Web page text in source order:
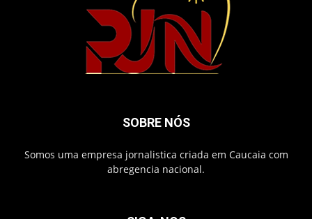
SOBRE NÓS
Somos uma empresa jornalistica criada em Caucaia com
abregencia nacional.